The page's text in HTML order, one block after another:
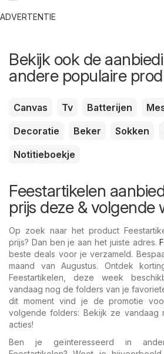
ADVERTENTIE
Bekijk ook de
andere populaire
Canvas Tv Batterijen
Decoratie
Beker Sokken
Notitieboekje
Feestartikelen
prijs deze & volgende
Op zoek naar het product
prijs? Dan ben je aan het juiste adres.
beste deals voor je verzameld.
maand van Augustus. Ontdek
Feestartikelen, deze week
vandaag nog de folders van je
dit moment vind je de promotie
volgende folders: Bekijk ze vandaag
acties!
Ben je geïnteresseerd in